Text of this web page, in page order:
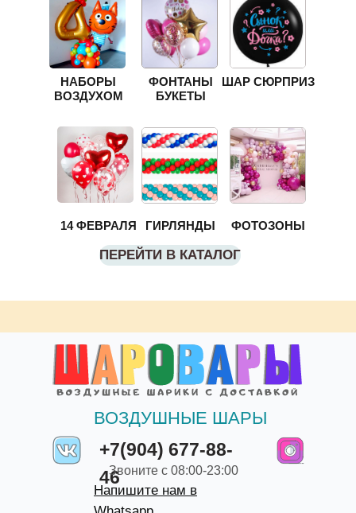
ФОНТАНЫ
БУКЕТЫ
ШАР СЮРПРИЗ
ГИРЛЯНДЫ
ПЕРЕЙТИ В КАТАЛОГ
ФОТОЗОНЫ
14 ФЕВРАЛЯ
НАБОРЫ
ВОЗДУХОМ
+7(904) 677-88-
46
ВОЗДУШНЫЕ ШАРЫ
Звоните с 08:00-23:00
Напишите нам в